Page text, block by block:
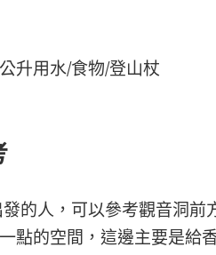
升用水/食物/登山杖
的人，可以參考觀音洞前
點的空間，這邊主要是給